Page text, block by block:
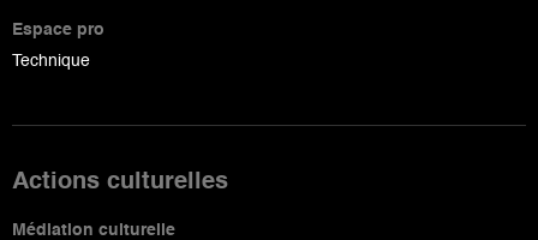
Espace pro
Technique
Actions culturelles
Médiation culturelle